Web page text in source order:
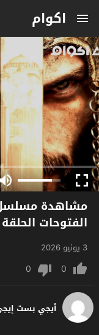
اكوام
مشاهدة
الفتوحات الحلقة 82 مترجم
3 يونيو 2026
0
0
أيجي بست